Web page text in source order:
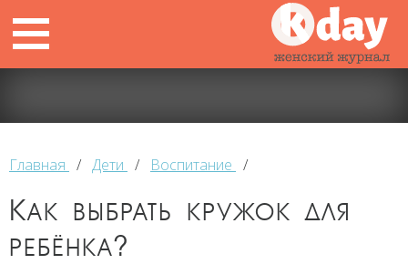
Главная / Дети / Воспитание /
Как выбрать кружок для
ребёнка?